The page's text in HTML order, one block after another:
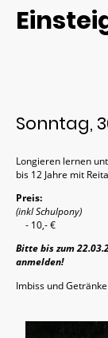
Sonntag,
Longieren lernen
bis 12 Jahre mit
Preis:
(inkl Schulpony)
- 10,- €
Bitte bis zum
anmelden!
Imbiss und